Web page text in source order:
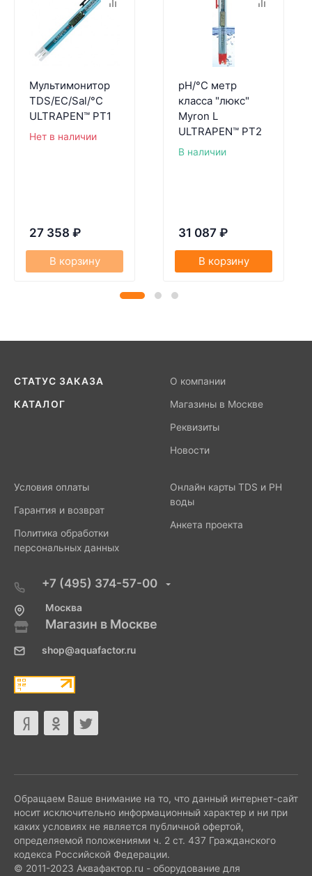
Мультимонитор
TDS/EC/Sal/°C
ULTRAPEN™ PT1
Нет в наличии
27 358 ₽
В корзину
pH/°C метр
класса "люкс"
Myron L
ULTRAPEN™ PT2
В наличии
31 087 ₽
В корзину
СТАТУС ЗАКАЗА
КАТАЛОГ
О компании
Магазины в Москве
Реквизиты
Новости
Условия оплаты
Гарантия и возврат
Политика обработки
персональных данных
Онлайн карты TDS и PH
воды
Анкета проекта
+7 (495) 374-57-00
Москва
Магазин в Москве
shop@aquafactor.ru
Обращаем Ваше внимание на то, что данный интернет-сайт
носит исключительно информационный характер и ни при
каких условиях не является публичной офертой,
определяемой положениями ч. 2 ст. 437 Гражданского
кодекса Российской Федерации.
© 2011-2023 Аквафактор.ru - оборудование для